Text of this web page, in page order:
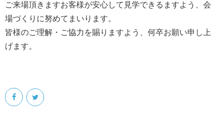
ご来場頂きますお客様が安心して見学できるますよう、会
場づくりに努めてまいります。
皆様のご理解・ご協力を賜りますよう、何卒お願い申し上
げます。